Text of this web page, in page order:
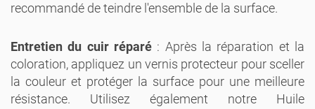
recommandé de teindre l'ensemble de la surface.
Entretien du cuir réparé : Après la réparation et la
coloration, appliquez un vernis protecteur pour sceller
la couleur et protéger la surface pour une meilleure
résistance. Utilisez également notre Huile